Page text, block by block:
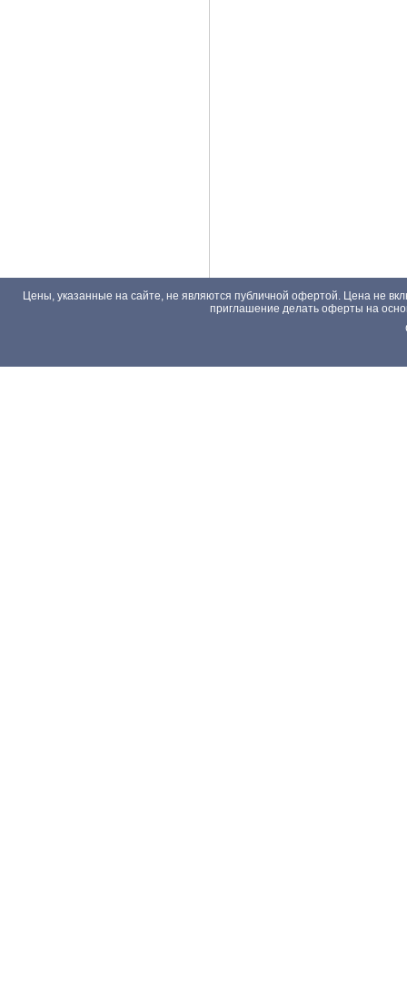
Цены, указанные на сайте, не являются публичной офертой. Цена не
приглашение делать оферты на